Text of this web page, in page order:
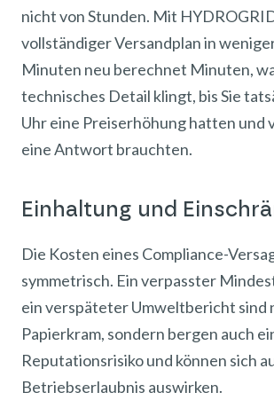
nicht von Stunden. Mit
vollständiger Versandplan in
Minuten neu berechnet Minuten,
technisches Detail klingt, bis Sie
Uhr eine Preiserhöhung hatten und
eine Antwort brauchten.
Einhaltung und
Die Kosten eines Compliance-
symmetrisch. Ein verpasster
ein verspäteter Umweltbericht sind
Papierkram, sondern bergen auch
Reputationsrisiko und können sich
Betriebserlaubnis auswirken.